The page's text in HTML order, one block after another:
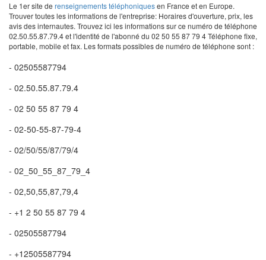
Le 1er site de renseignements téléphoniquesen France et en Europe.
Trouver toutes les informations de l'entreprise: Horaires d'ouverture, prix, les
avis des internautes. Trouvez ici les informations sur ce numéro de téléphone
02.50.55.87.79.4 et l'identité de l'abonné du 02 50 55 87 79 4 Téléphone fixe,
portable, mobile et fax. Les formats possibles de numéro de téléphone sont :
- 02505587794
- 02.50.55.87.79.4
- 02 50 55 87 79 4
- 02-50-55-87-79-4
- 02/50/55/87/79/4
- 02_50_55_87_79_4
- 02,50,55,87,79,4
- +1 2 50 55 87 79 4
- 02505587794
- +12505587794